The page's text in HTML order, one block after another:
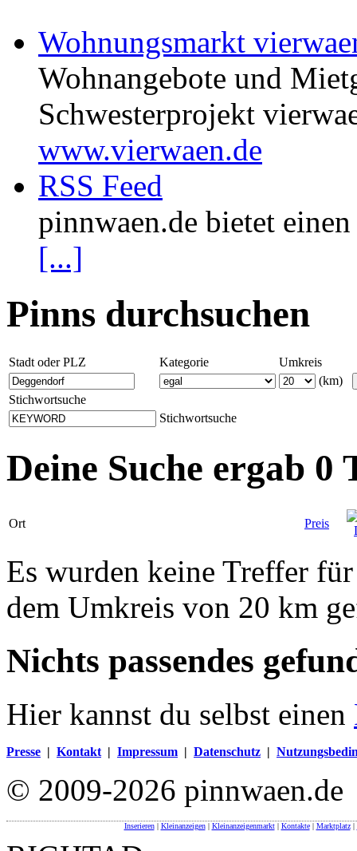
Wohnungsmarkt
Wohnangebote und
Schwesterprojekt
www.vierwaen.de
RSS Feed
pinnwaen.de bietet
[...]
Pinns durchsuchen
Stadt oder PLZ Kategorie
Umkreis
(km)
Stichwortsuche
Stichwortsuche
Deine Suche ergab 0
Ort Preis
Es wurden keine Treffer
dem Umkreis von 20 km
Nichts passendes
Hier kannst du selbst einen
Presse | Kontakt | Impressum | Datenschutz |
© 2009-2026 pinnwaen.de
Inserieren| Kleinanzeigen| Kleinanzeigenmarkt| Kontakte| Marktplatz|